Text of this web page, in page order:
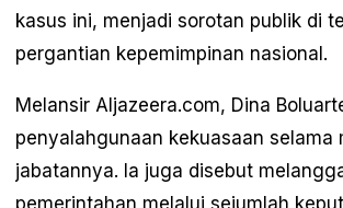
kasus ini, menjadi sorotan publik di
pergantian kepemimpinan nasional.
Melansir Aljazeera.com, Dina
penyalahgunaan kekuasaan selama
jabatannya. Ia juga disebut
pemerintahan melalui sejumlah